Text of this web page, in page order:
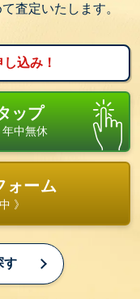
査定いたします。
込み！
ップ
年中無休
ォーム
》
す